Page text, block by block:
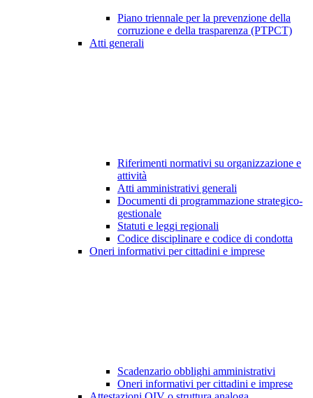
Piano triennale per la prevenzione della
corruzione e della trasparenza (PTPCT)
Atti generali
Riferimenti normativi su organizzazione e
attività
Atti amministrativi generali
Documenti di programmazione strategico-
gestionale
Statuti e leggi regionali
Codice disciplinare e codice di condotta
Oneri informativi per cittadini e imprese
Scadenzario obblighi amministrativi
Oneri informativi per cittadini e imprese